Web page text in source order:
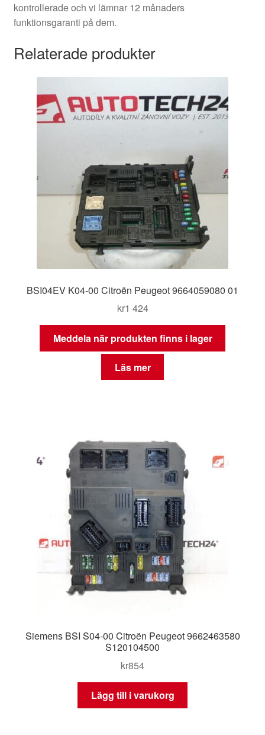
kontrollerade och vi lämnar 12 månaders
funktionsgaranti på dem.
Relaterade produkter
BSI04EV K04-00 Citroën Peugeot 9664059080 01
kr1 424
Meddela när produkten finns i lager
Läs mer
Siemens BSI S04-00 Citroën Peugeot 9662463580
S120104500
kr854
Lägg till i varukorg